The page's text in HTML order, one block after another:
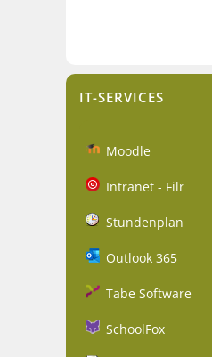
IT-SERVICES
Moodle
Intranet - Filr
Stundenplan
Outlook 365
Tabe Software
SchoolFox